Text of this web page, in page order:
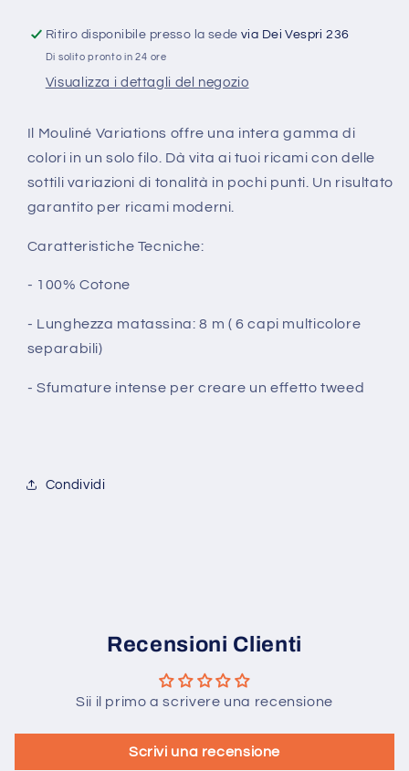
DMC
art
DMC
art
Ritiro disponibile presso la sedevia Dei Vespri 236
Di solito pronto in 24 ore
Visualizza i dettagli del negozio
Il Mouliné Variations offre una intera gamma di
colori in un solo filo. Dà vita ai tuoi ricami con delle
sottili variazioni di tonalità in pochi punti. Un risultato
garantito per ricami moderni.
Caratteristiche Tecniche:
- 100% Cotone
- Lunghezza matassina: 8 m ( 6 capi multicolore
separabili)
- Sfumature intense per creare un effetto tweed
Condividi
Recensioni Clienti
Sii il primo a scrivere una recensione
Scrivi una recensione